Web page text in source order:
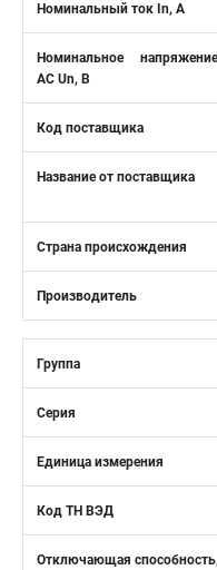
Номинальный ток In, А
Номинальное напряжение
АС Un, В
Код поставщика
Название от поставщика
Страна происхождения
Производитель
Группа
Серия
Единица измерения
Код ТН ВЭД
Отключающая